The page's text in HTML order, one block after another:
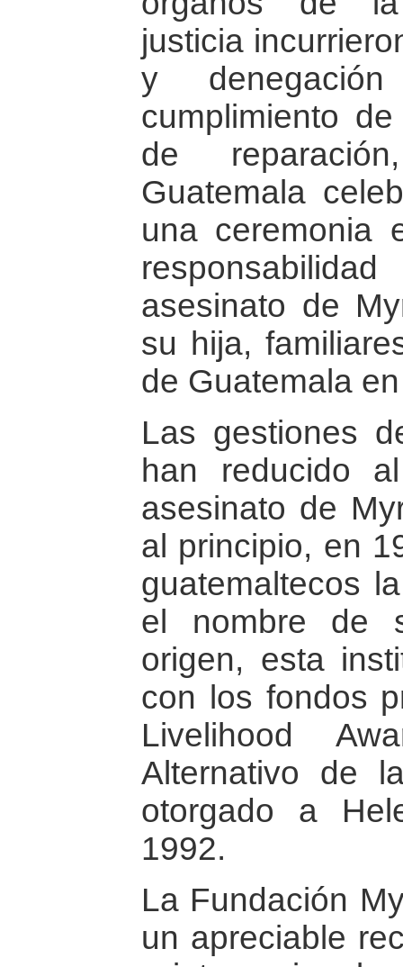
justicia
y
cumplimiento
de
Guatemala
una ceremonia
asesinato de
su hija,
de Guatemala
Las gestiones
han reducido
asesinato de
al principio, en
guatemaltecos
el nombre de
origen, esta
con los fondos
Livelihood
Alternativo de
otorgado a
1992.
La Fundación
un apreciable